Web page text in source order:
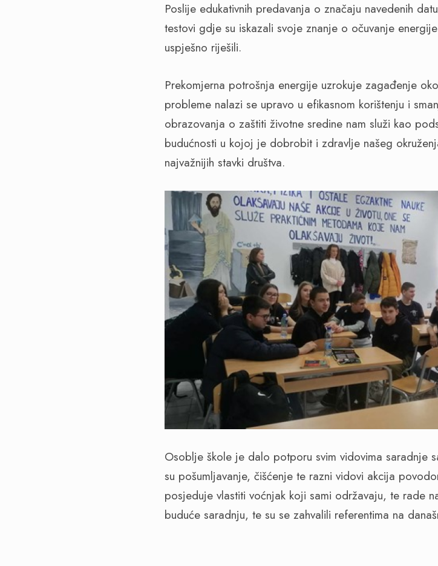
Poslije edukativnih predavanja o značaju navedenih
testovi gdje su iskazali svoje znanje o očuvanje
uspješno riješili.
Prekomjerna potrošnja energije uzrokuje zagađenje
probleme nalazi se upravo u efikasnom korištenju i
obrazovanja o zaštiti životne sredine nam služi kao
budućnosti u kojoj je dobrobit i zdravlje našeg
najvažnijih stavki društva.
Osoblje škole je dalo potporu svim vidovima saradnje
su pošumljavanje, čišćenje te razni vidovi akcija
posjeduje vlastiti voćnjak koji sami održavaju, te rade
buduće saradnju, te su se zahvalili referentima na